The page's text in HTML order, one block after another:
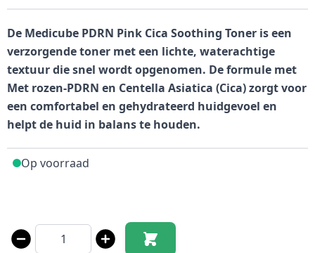
De Medicube PDRN Pink Cica Soothing Toner is een
verzorgende toner met een lichte, waterachtige
textuur die snel wordt opgenomen. De formule met
Met rozen-PDRN en Centella Asiatica (Cica) zorgt voor
een comfortabel en gehydrateerd huidgevoel en
helpt de huid in balans te houden.
Op voorraad
Aantal